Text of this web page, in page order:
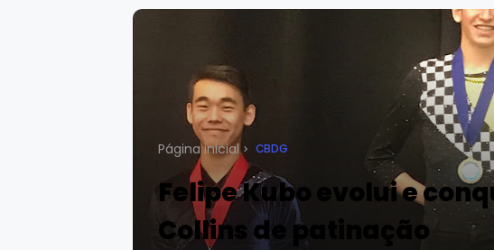
Página inicial CBDG
Felipe Kubo evolui e
Collins de patinação